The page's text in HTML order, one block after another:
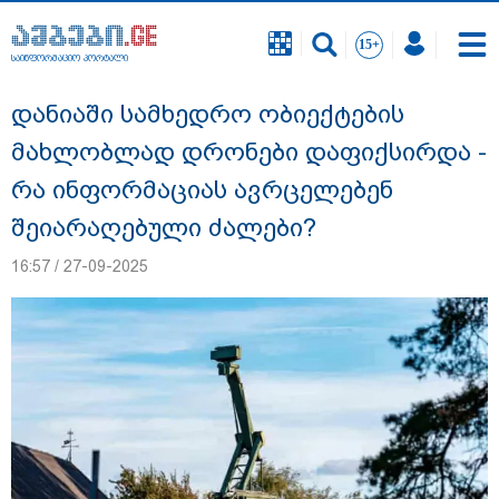
საინფორმაციო პორტალი
გიგა ავალიანის საქმეზე ნია იმნაძეს და
ანასტასია ბერუაშვილს ბრალდება
წარუდგინეს
საინფორმაციო პორტალი
დანიაში სამხედრო ობიექტების
მახლობლად დრონები დაფიქსირდა -
რა ინფორმაციას ავრცელებენ
შეიარაღებული ძალები?
16:57 / 27-09-2025